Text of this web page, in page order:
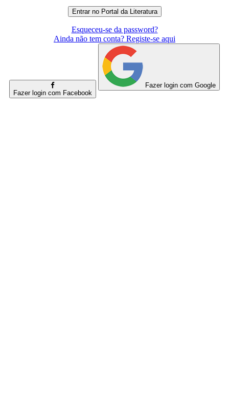
Esqueceu-se da password?
Ainda não tem conta? Registe-se aqui
Fazer login com Facebook
Fazer login com Google